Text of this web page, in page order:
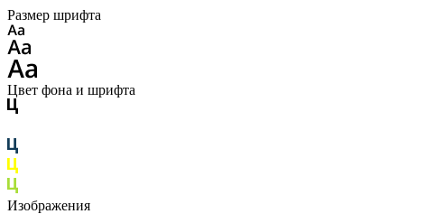
Размер шрифта
Цвет фона и шрифта
Изображения